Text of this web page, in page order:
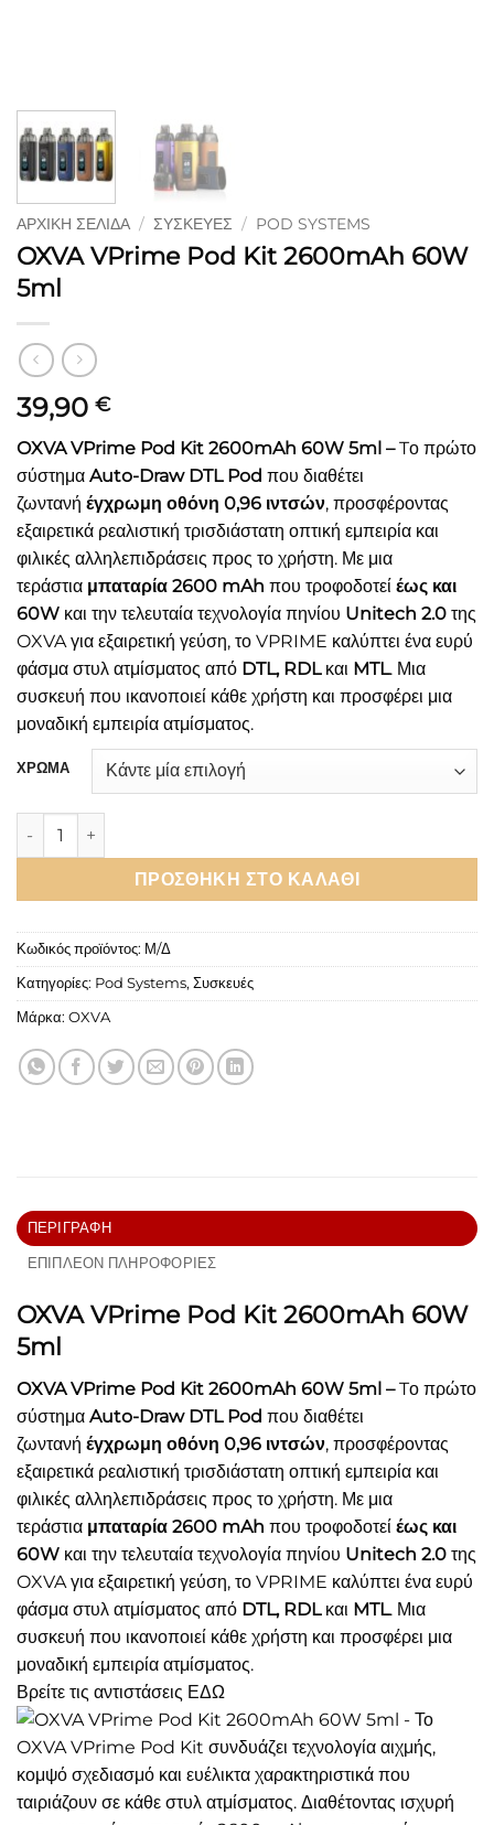
ΑΡΧΙΚΉ ΣΕΛΊΔΑ / ΣΥΣΚΕΥΈΣ / POD SYSTEMS
OXVA VPrime Pod Kit 2600mAh 60W
5ml
39,90 €
OXVA VPrime Pod Kit 2600mAh 60W 5ml –Tο πρώτο
σύστημα Auto-Draw DTL Pod που διαθέτει
ζωντανή έγχρωμη οθόνη 0,96 ιντσών, προσφέροντας
εξαιρετικά ρεαλιστική τρισδιάστατη οπτική εμπειρία και
φιλικές αλληλεπιδράσεις προς το χρήστη. Με μια
τεράστια μπαταρία 2600 mAh που τροφοδοτεί έως και
60W και την τελευταία τεχνολογία πηνίου Unitech 2.0 της
OXVA για εξαιρετική γεύση, το VPRIME καλύπτει ένα ευρύ
φάσμα στυλ ατμίσματος από DTL, RDLκαι MTL. Μια
συσκευή που ικανοποιεί κάθε χρήστη και προσφέρει μια
μοναδική εμπειρία ατμίσματος.
ΧΡΩΜΑ
OXVA VPrime Pod Kit 2600mAh 60W 5ml ποσότητα
ΠΡΟΣΘΉΚΗ ΣΤΟ ΚΑΛΆΘΙ
Κωδικός προϊόντος: Μ/Δ
Κατηγορίες: Pod Systems, Συσκευές
Μάρκα: OXVA
ΠΕΡΙΓΡΑΦΉ
ΕΠΙΠΛΈΟΝ ΠΛΗΡΟΦΟΡΊΕΣ
OXVA VPrime Pod Kit 2600mAh 60W
5ml
OXVA VPrime Pod Kit 2600mAh 60W 5ml –Tο πρώτο
σύστημα Auto-Draw DTL Pod που διαθέτει
ζωντανή έγχρωμη οθόνη 0,96 ιντσών, προσφέροντας
εξαιρετικά ρεαλιστική τρισδιάστατη οπτική εμπειρία και
φιλικές αλληλεπιδράσεις προς το χρήστη. Με μια
τεράστια μπαταρία 2600 mAh που τροφοδοτεί έως και
60W και την τελευταία τεχνολογία πηνίου Unitech 2.0 της
OXVA για εξαιρετική γεύση, το VPRIME καλύπτει ένα ευρύ
φάσμα στυλ ατμίσματος από DTL, RDLκαι MTL. Μια
συσκευή που ικανοποιεί κάθε χρήστη και προσφέρει μια
μοναδική εμπειρία ατμίσματος.
Βρείτε τις αντιστάσεις ΕΔΩ